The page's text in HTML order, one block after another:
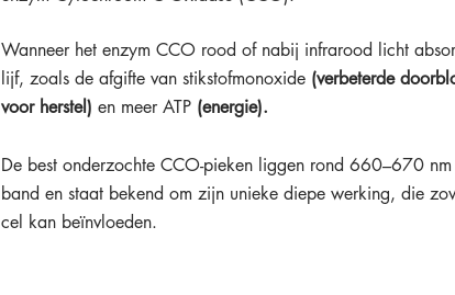
Wanneer het enzym CCO rood of nabij infrarood licht
lijf, zoals de afgifte van stikstofmonoxide (verbeterde
voor herstel) en meer ATP (energie).
De best onderzochte CCO-pieken liggen rond 660–670
band en staat bekend om zijn unieke diepe werking, die
cel kan beïnvloeden.